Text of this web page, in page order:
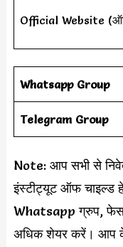
Official Website
Whatsapp Group
Telegram Group
Note: आप सभी से
इंस्टीट्यूट ऑफ चाइल्ड
Whatsapp ग्रुप,
अधिक शेयर करें। आप के